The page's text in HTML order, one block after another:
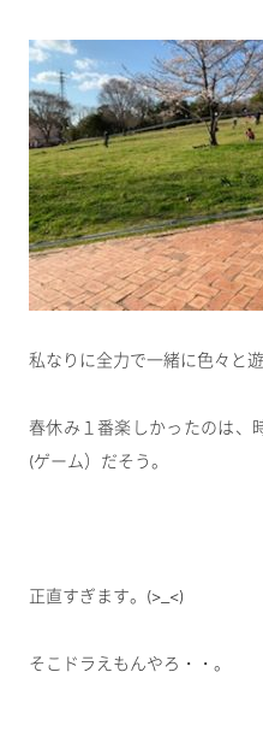
私なりに全力で一緒に色々と
春休み１番楽しかったのは、
(ゲーム）だそう。
正直すぎます。(>_<)
そこドラえもんやろ・・。